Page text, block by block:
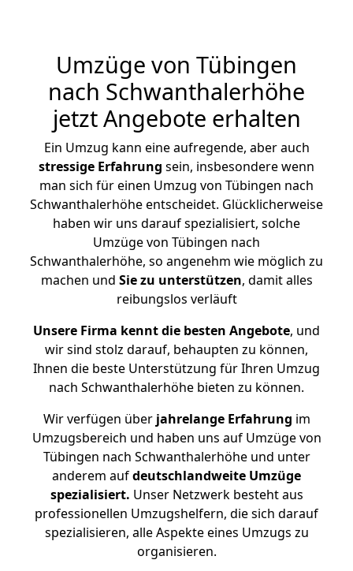
Umzüge von Tübingen
nach Schwanthalerhöhe
jetzt Angebote erhalten
Ein Umzug kann eine aufregende, aber auch
stressige Erfahrung sein, insbesondere wenn
man sich für einen Umzug von Tübingen nach
Schwanthalerhöhe entscheidet. Glücklicherweise
haben wir uns darauf spezialisiert, solche
Umzüge von Tübingen nach
Schwanthalerhöhe, so angenehm wie möglich zu
machen und Sie zu unterstützen, damit alles
reibungslos verläuft
Unsere Firma kennt die besten Angebote, und
wir sind stolz darauf, behaupten zu können,
Ihnen die beste Unterstützung für Ihren Umzug
nach Schwanthalerhöhe bieten zu können.
Wir verfügen überjahrelange Erfahrung im
Umzugsbereich und haben uns auf Umzüge von
Tübingen nach Schwanthalerhöhe und unter
anderem aufdeutschlandweite Umzüge
spezialisiert. Unser Netzwerk besteht aus
professionellen Umzugshelfern, die sich darauf
spezialisieren, alle Aspekte eines Umzugs zu
organisieren.